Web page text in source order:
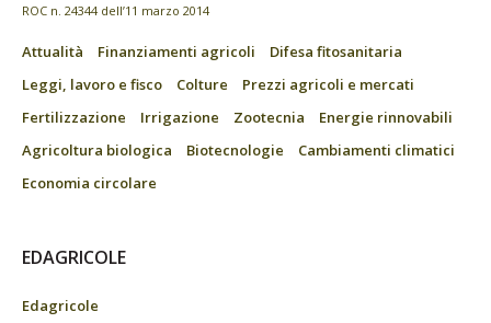
ROC n. 24344 dell’11 marzo 2014
Attualità Finanziamenti agricoli
Difesa fitosanitaria
Leggi, lavoro e fisco
Colture
Prezzi agricoli e mercati
Fertilizzazione
Irrigazione Zootecnia
Energie rinnovabili
Agricoltura biologica
Biotecnologie
Cambiamenti climatici
Economia circolare
EDAGRICOLE
Edagricole